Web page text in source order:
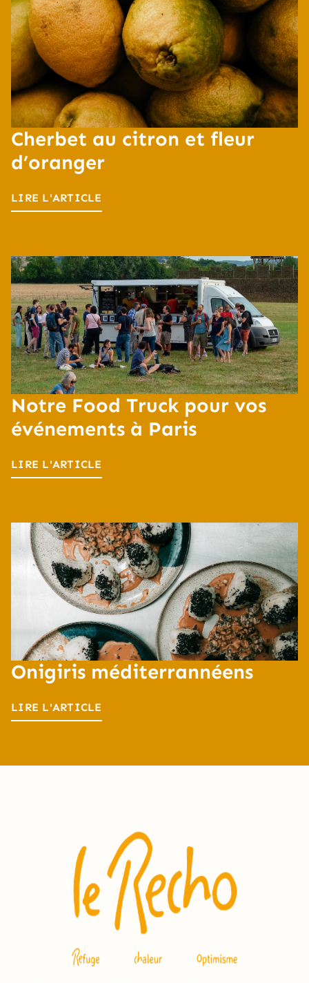
Cherbet au citron et fleur
d’oranger
LIRE L'ARTICLE
Notre Food Truck pour vos
événements à Paris
LIRE L'ARTICLE
Onigiris méditerrannéens
LIRE L'ARTICLE